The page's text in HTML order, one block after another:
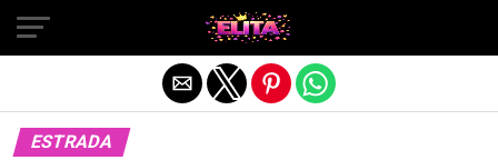
ESTRADA
Exit mobile version